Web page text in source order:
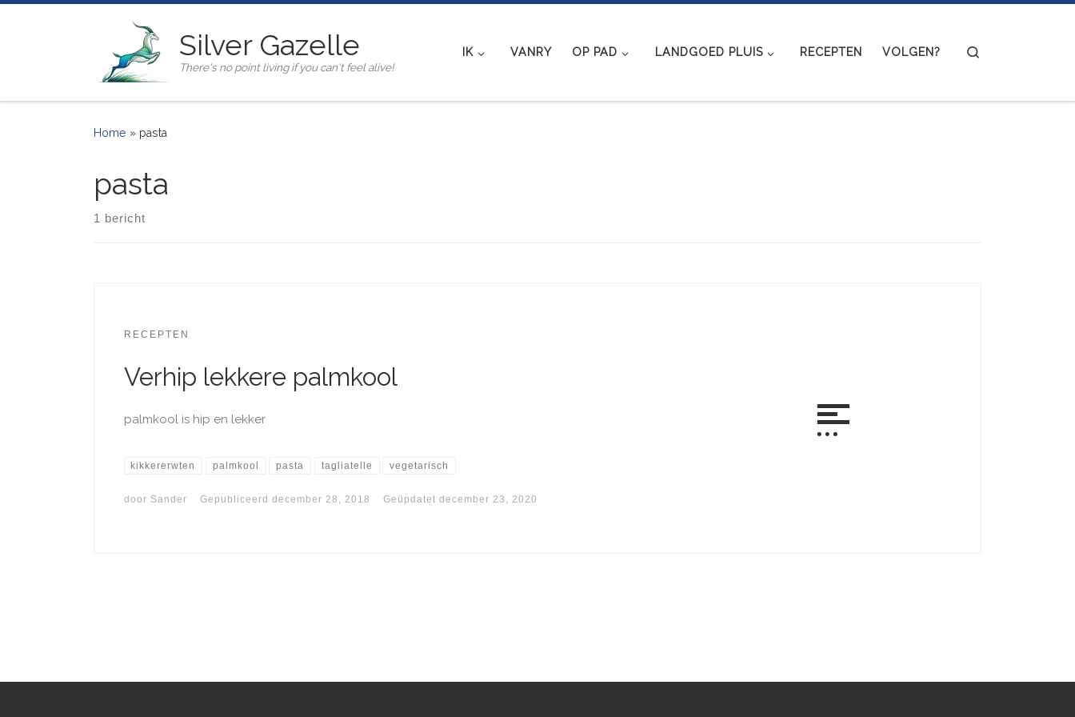
Silver Gazelle
There's no point living if you can't feel alive!
IK VANRY OP PAD LANDGOED PLUIS RECEPTEN VOLGEN?
Home » pasta
pasta
1 bericht
RECEPTEN
Verhip lekkere palmkool
palmkool is hip en lekker
kikkererwten palmkool pasta tagliatelle vegetarisch
door Sander Gepubliceerd december 28, 2018 Geüpdatet december 23, 2020